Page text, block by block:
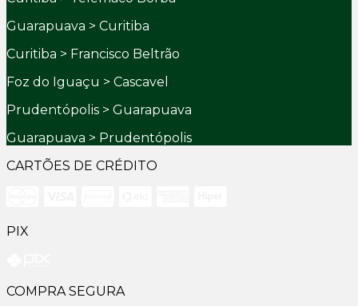
Guarapuava > Curitiba
Curitiba > Francisco Beltrão
Foz do Iguaçu > Cascavel
Prudentópolis > Guarapuava
Guarapuava > Prudentópolis
CARTÕES DE CRÉDITO
PIX
COMPRA SEGURA